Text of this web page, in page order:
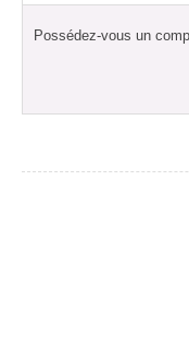
Possédez-vous un